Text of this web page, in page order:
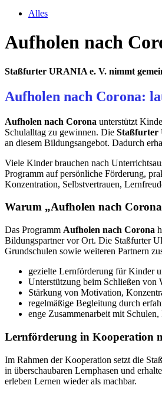
Alles
Aufholen nach
Staßfurter URANIA e. V. nimmt
Aufholen nach Corona:
Aufholen nach Corona unterstützt
Schulalltag zu gewinnen. Die Staßfurter
an diesem Bildungsangebot. Dadurch
Viele Kinder brauchen nach
Programm auf persönliche Förderung,
Konzentration, Selbstvertrauen,
Warum „Aufholen nach
Das Programm Aufholen nach Corona
Bildungspartner vor Ort. Die Staßfurter
Grundschulen sowie weiteren Partnern
gezielte Lernförderung für Kinder
Unterstützung beim Schließen von
Stärkung von Motivation,
regelmäßige Begleitung durch
enge Zusammenarbeit mit
Lernförderung in Kooperation
Im Rahmen der Kooperation setzt die
in überschaubaren Lernphasen und
erleben Lernen wieder als machbar.